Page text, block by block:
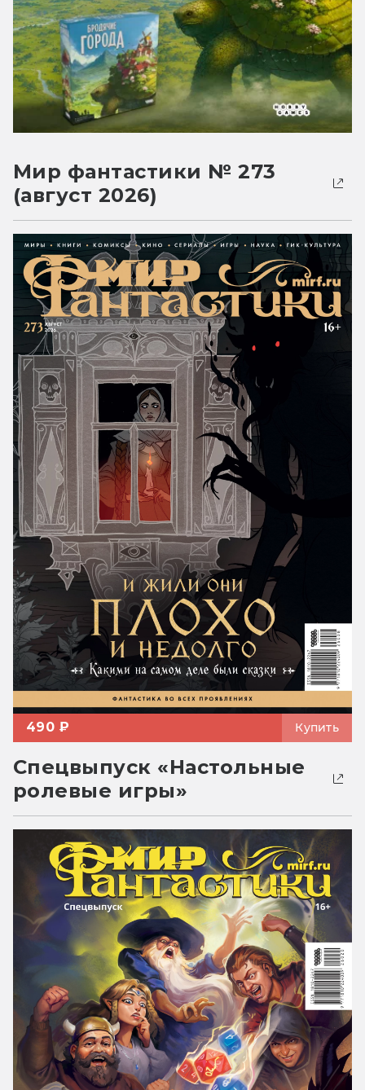
Мир фантастики № 273
(август 2026)
490 ₽ Купить
Спецвыпуск «Настольные
ролевые игры»